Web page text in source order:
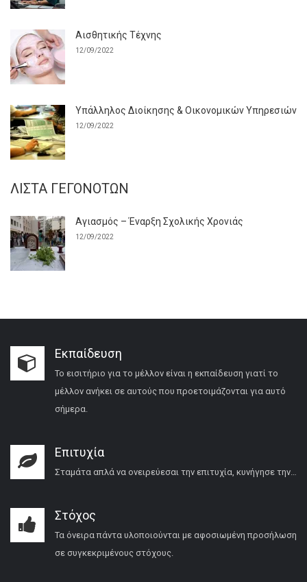
Αισθητικής Τέχνης
12/09/2022
Υπάλληλος Διοίκησης & Οικονομικών Υπηρεσιών
12/09/2022
ΛΊΣΤΑ ΓΕΓΟΝΌΤΩΝ
Αγιασμός – Έναρξη Σχολικής Χρονιάς
12/09/2022
Εκπαίδευση
Το εισιτήριο για το μέλλον είναι η εκπαίδευση γιατί το
μέλλον ανήκει σε αυτούς που προετοιμάζονται για αυτό
σήμερα.
Επιτυχία
Σταμάτα απλά να ονειρεύεσαι την επιτυχία, κυνήγησε την…
Στόχος
Τα όνειρα πάντα υλοποιούνται με αφοσιωμένη προσήλωση
σε συγκεκριμένους στόχους.